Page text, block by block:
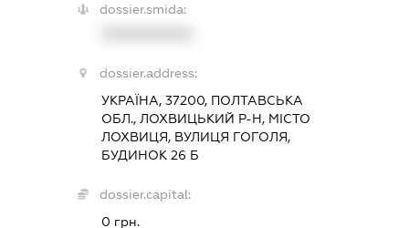
dossier.smida:
dossier.address:
УКРАЇНА, 37200, ПОЛТАВСЬКА
ОБЛ., ЛОХВИЦЬКИЙ Р-Н, МІСТО
ЛОХВИЦЯ, ВУЛИЦЯ ГОГОЛЯ,
БУДИНОК 26 Б
dossier.capital:
0 грн.